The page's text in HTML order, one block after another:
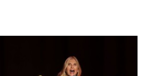
ŽRVVG ,,ŽUVĖJŲ KRAŠTAS" PROJEKTAS 2025/